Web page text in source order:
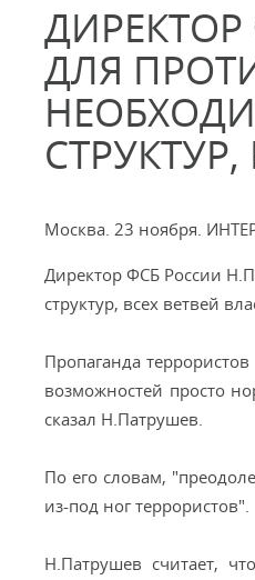
ДЛЯ
Москва. 23 ноября.
Директор ФСБ России
структур, всех ветвей
Пропаганда
возможностей просто
сказал Н.Патрушев.
По его словам,
из-под ног террористов".
Н.Патрушев считает,